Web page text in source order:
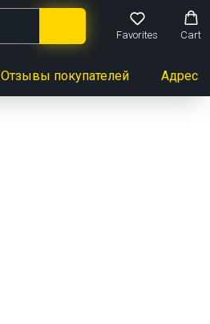
Favorites Cart
Отзывы покупателей Адреса